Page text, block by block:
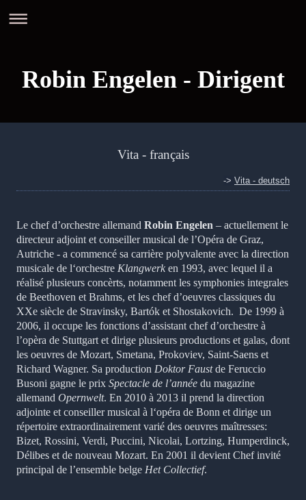
Robin Engelen - Dirigent
Vita - français
-> Vita - deutsch
Le chef d’orchestre allemand Robin Engelen – actuellement le
directeur adjoint et conseiller musical de l’Opéra de Graz,
Autriche - a commencé sa carrière polyvalente avec la direction
musicale de l‘orchestre Klangwerk en 1993, avec lequel il a
réalisé plusieurs concèrts, notamment les symphonies integrales
de Beethoven et Brahms, et les chef d’oeuvres classiques du
XXe siècle de Stravinsky, Bartók et Shostakovich. De 1999 à
2006, il occupe les fonctions d’assistant chef d’orchestre à
l’opèra de Stuttgart et dirige plusieurs productions et galas, dont
les oeuvres de Mozart, Smetana, Prokoviev, Saint-Saens et
Richard Wagner. Sa production Doktor Faustde Feruccio
Busoni gagne le prix Spectacle de l’année du magazine
allemand Opernwelt. En 2010 à 2013 il prend la direction
adjointe et conseiller musical à l‘opéra de Bonn et dirige un
répertoire extraordinairement varié des oeuvres maîtresses:
Bizet, Rossini, Verdi, Puccini, Nicolai, Lortzing, Humperdinck,
Délibes et de nouveau Mozart. En 2001 il devient Chef invité
principal de l’ensemble belge Het Collectief.